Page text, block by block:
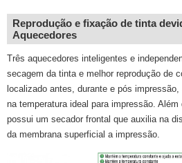
Reprodução e fixação de tinta
Aquecedores
Três aquecedores inteligentes e
secagem da tinta e melhor reprodução de
localizado antes, durante e pós
na temperatura ideal para impressão.
possui um secador frontal que auxilia na
da membrana superficial a impressão.